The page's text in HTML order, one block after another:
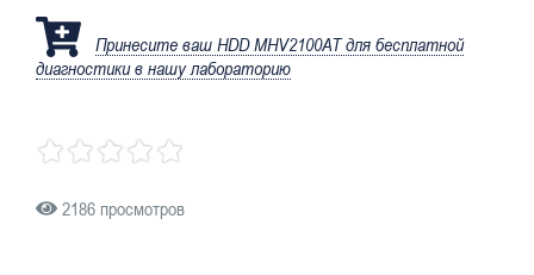
Принесите ваш HDD MHV2100AT для бесплатной
диагностики в нашу лабораторию
2186 просмотров